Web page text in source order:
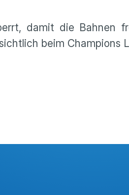
damit die Bahnen
beim Champions